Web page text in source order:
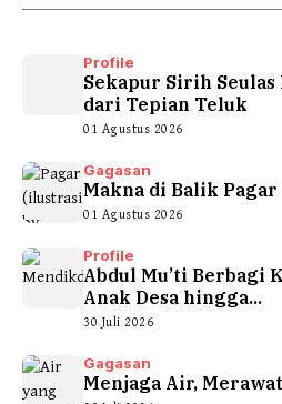
Profile
Sekapur Sirih Seulas
dari Tepian Teluk
01 Agustus 2026
Gagasan
Makna di Balik Pagar
01 Agustus 2026
Profile
Abdul Mu’ti Berbagi
Anak Desa hingga...
30 Juli 2026
Gagasan
Menjaga Air,